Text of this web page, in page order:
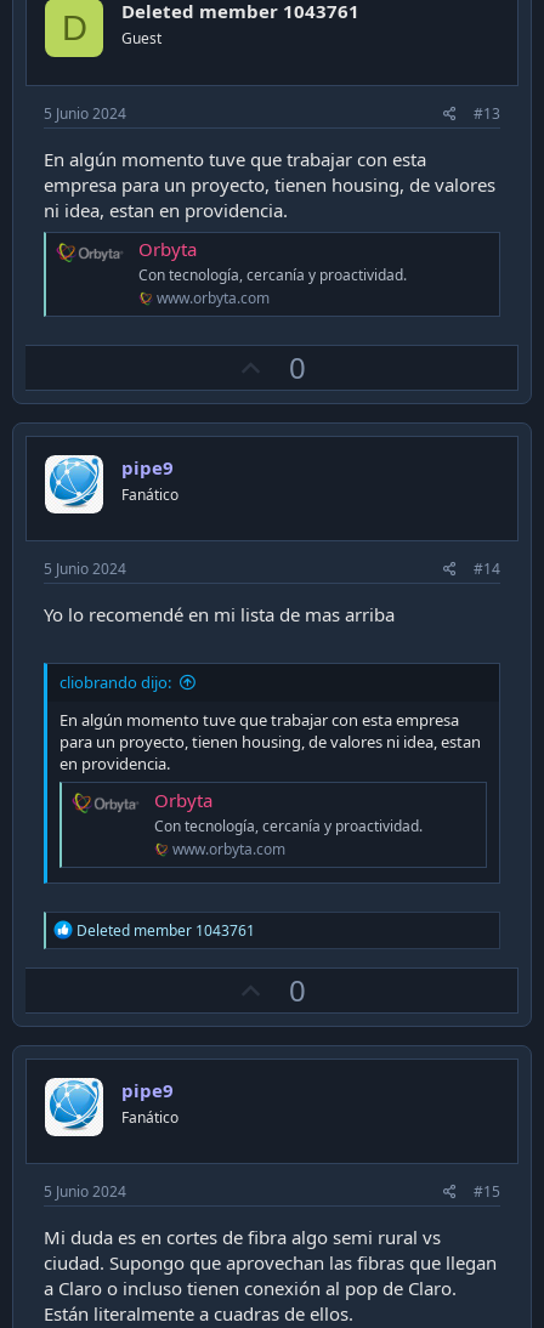
t
D Deleted member 1043761
Guest
5 Junio 2024 #13
En algún momento tuve que trabajar con esta
empresa para un proyecto, tienen housing, de valores
ni idea, estan en providencia.
Orbyta
Con tecnología, cercanía y proactividad.
www.orbyta.com
p
v
0
pipe9
Fanático
5 Junio 2024 #14
Yo lo recomendé en mi lista de mas arriba
cliobrando dijo:
En algún momento tuve que trabajar con esta empresa
para un proyecto, tienen housing, de valores ni idea, estan
en providencia.
Orbyta
Con tecnología, cercanía y proactividad.
www.orbyta.com
R
e
a
i
o
n
s
:
Deleted member 1043761
p
v
0
pipe9
Fanático
5 Junio 2024 #15
Mi duda es en cortes de fibra algo semi rural vs
ciudad. Supongo que aprovechan las fibras que llegan
a Claro o incluso tienen conexión al pop de Claro.
Están literalmente a cuadras de ellos.